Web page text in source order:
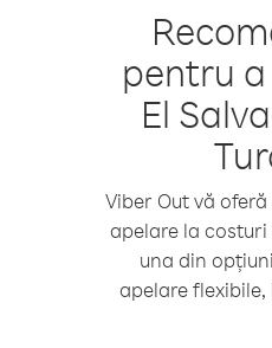
pentru
El
Viber Out vă
apelare la
una din
apelare